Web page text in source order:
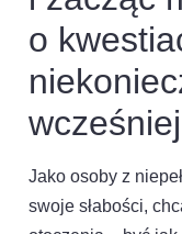
o
Jako osoby z
swoje słabości,